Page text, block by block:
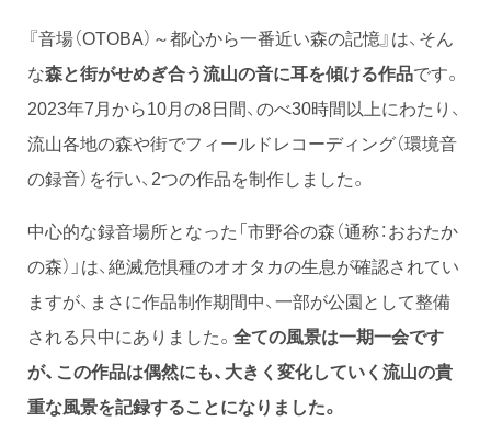
『音場（OTOBA）～都心から一番近い森の記憶』は、そん
な森と街がせめぎ合う流山の音に耳を傾ける作品です。
2023年7月から10月の8日間、のべ30時間以上にわたり、
流山各地の森や街でフィールドレコーディング（環境音
の録音）を行い、2つの作品を制作しました。
中心的な録音場所となった「市野谷の森（通称：おおたか
の森）」は、絶滅危惧種のオオタカの生息が確認されてい
ますが、まさに作品制作期間中、一部が公園として整備
される只中にありました。 全ての風景は一期一会です
が、この作品は偶然にも、大きく変化していく流山の貴
重な風景を記録することになりました。